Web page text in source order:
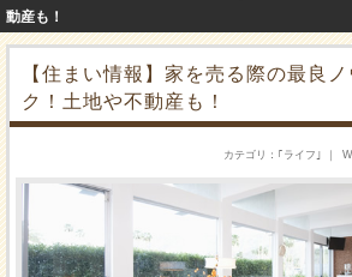
動産も！
【住まい情報】家を売る際の最良
ク！土地や不動産も！
カテゴリ ｢ ライフ ｣